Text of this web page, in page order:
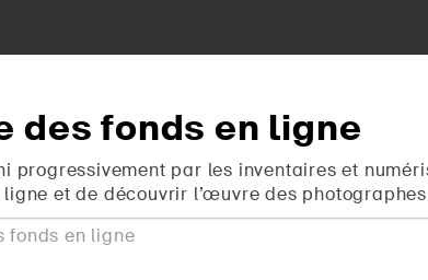
des fonds en ligne
progressivement par les inventaires et
et de découvrir l’œuvre des